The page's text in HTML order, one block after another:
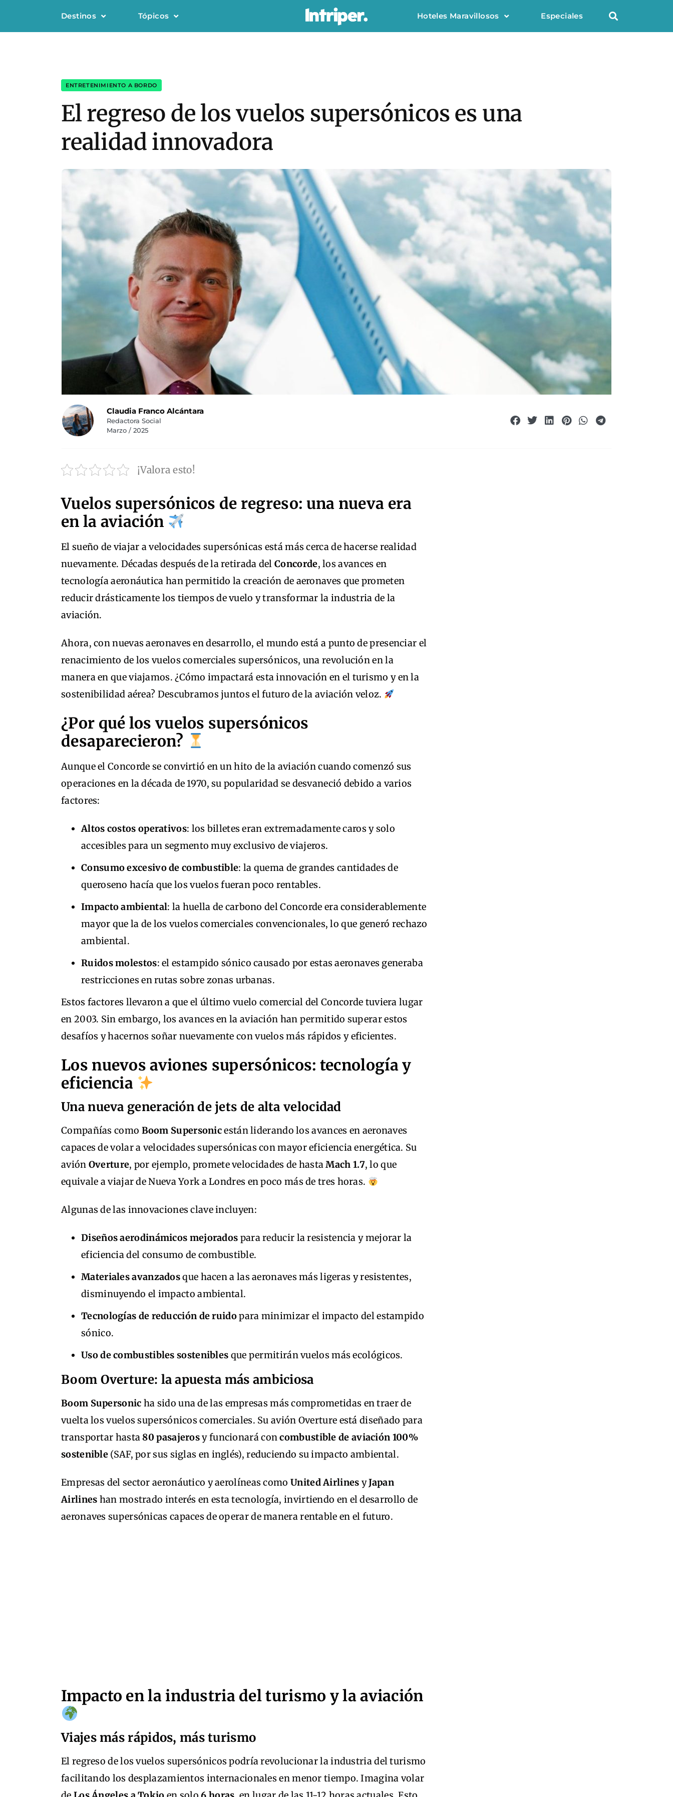
Destinos Tópicos Hoteles Maravillosos Especiales
ENTRETENIMIENTO A BORDO
El regreso de los vuelos supersónicos es una
realidad innovadora
Claudia Franco Alcántara
Redactora Social
Marzo / 2025
¡Valora esto!
Vuelos supersónicos de regreso: una nueva era
en la aviación
El sueño de viajar a velocidades supersónicas está más cerca de hacerse realidad
nuevamente. Décadas después de la retirada delConcorde, los avances en
tecnología aeronáutica han permitido la creación de aeronaves que prometen
reducir drásticamente los tiempos de vuelo y transformar la industria de la
aviación.
Ahora, con nuevas aeronaves en desarrollo, el mundo está a punto de presenciar el
renacimiento de los vuelos comerciales supersónicos, una revolución en la
manera en que viajamos. ¿Cómo impactará esta innovación en el turismo y en la
sostenibilidad aérea? Descubramos juntos el futuro de la aviación veloz.
¿Por qué los vuelos supersónicos
desaparecieron?
Aunque el Concorde se convirtió en un hito de la aviación cuando comenzó sus
operaciones en la década de 1970, su popularidad se desvaneció debido a varios
factores:
Altos costos operativos: los billetes eran extremadamente caros y solo
accesibles para un segmento muy exclusivo de viajeros.
Consumo excesivo de combustible: la quema de grandes cantidades de
queroseno hacía que los vuelos fueran poco rentables.
Impacto ambiental: la huella de carbono del Concorde era considerablemente
mayor que la de los vuelos comerciales convencionales, lo que generó rechazo
ambiental.
Ruidos molestos: el estampido sónico causado por estas aeronaves generaba
restricciones en rutas sobre zonas urbanas.
Estos factores llevaron a que el último vuelo comercial del Concorde tuviera lugar
en 2003. Sin embargo, los avances en la aviación han permitido superar estos
desafíos y hacernos soñar nuevamente con vuelos más rápidos y eficientes.
Los nuevos aviones supersónicos: tecnología y
eficiencia
Una nueva generación de jets de alta velocidad
Compañías como Boom Supersonicestán liderando los avances en aeronaves
capaces de volar a velocidades supersónicas con mayor eficiencia energética. Su
avión Overture, por ejemplo, promete velocidades de hastaMach 1.7, lo que
equivale a viajar de Nueva York a Londres en poco más de tres horas.
Algunas de las innovaciones clave incluyen:
Diseños aerodinámicos mejorados para reducir la resistencia y mejorar la
eficiencia del consumo de combustible.
Materiales avanzadosque hacen a las aeronaves más ligeras y resistentes,
disminuyendo el impacto ambiental.
Tecnologías de reducción de ruidopara minimizar el impacto del estampido
sónico.
Uso de combustibles sostenibles que permitirán vuelos más ecológicos.
Boom Overture: la apuesta más ambiciosa
Boom Supersonic ha sido una de las empresas más comprometidas en traer de
vuelta los vuelos supersónicos comerciales. Su avión Overture está diseñado para
transportar hasta80 pasajerosy funcionará concombustible de aviación 100%
sostenible (SAF, por sus siglas en inglés), reduciendo su impacto ambiental.
Empresas del sector aeronáutico y aerolíneas como United Airlines yJapan
Airlines han mostrado interés en esta tecnología, invirtiendo en el desarrollo de
aeronaves supersónicas capaces de operar de manera rentable en el futuro.
Impacto en la industria del turismo y la aviación
Viajes más rápidos, más turismo
El regreso de los vuelos supersónicos podría revolucionar la industria del turismo
facilitando los desplazamientos internacionales en menor tiempo. Imagina volar